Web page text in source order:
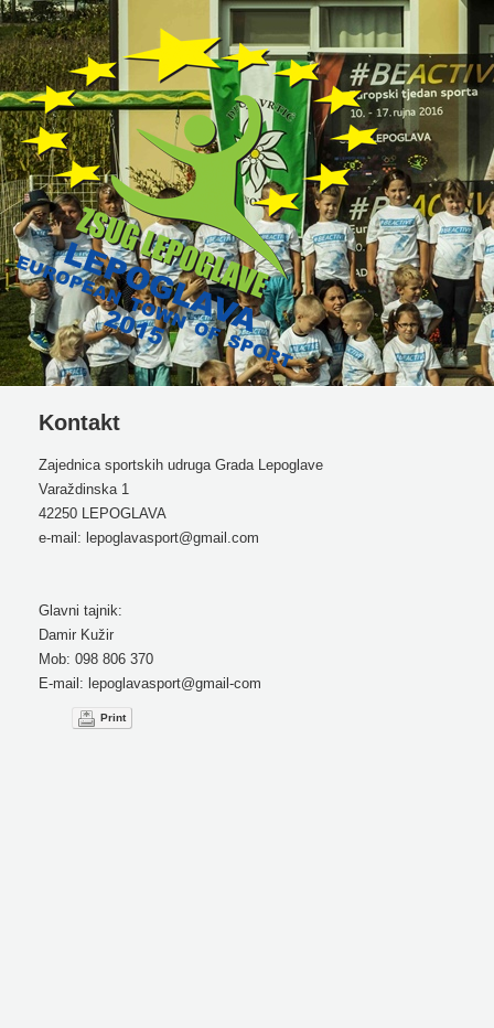
Kontakt
Zajednica sportskih udruga Grada Lepoglave
Varaždinska 1
42250 LEPOGLAVA
e-mail: lepoglavasport@gmail.com
Glavni tajnik:
Damir Kužir
Mob: 098 806 370
E-mail: lepoglavasport@gmail-com
Print